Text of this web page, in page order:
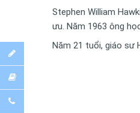
Stephen William
ưu. Năm 1963 ông
Năm 21 tuổi, giáo sư